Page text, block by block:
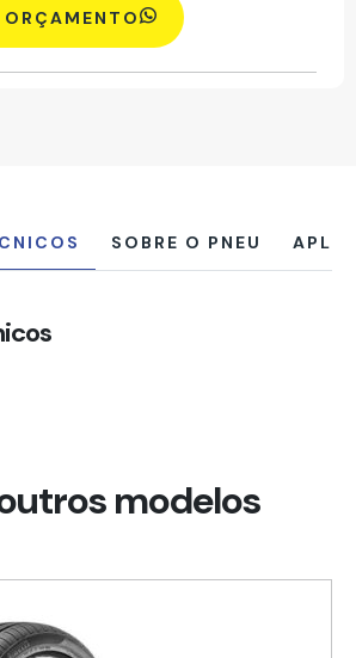
SOBRE O PNEU
modelos